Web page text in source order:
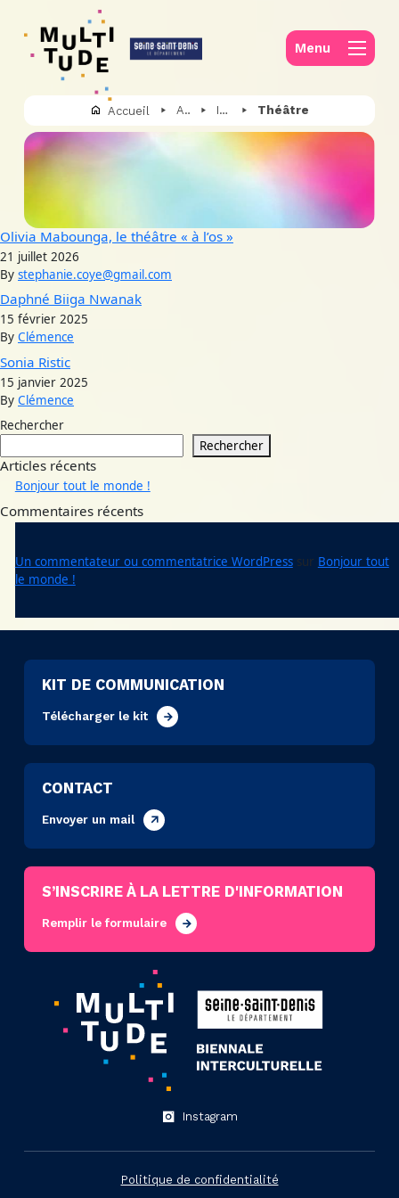
Menu
Accueil Actualités Ils et elles font Multitude Théâtre
Olivia Mabounga, le théâtre « à l’os »
21 juillet 2026
By stephanie.coye@gmail.com
Daphné Biiga Nwanak
15 février 2025
By Clémence
Sonia Ristic
15 janvier 2025
By Clémence
Rechercher
Rechercher
Articles récents
Bonjour tout le monde !
Commentaires récents
Un commentateur ou commentatrice WordPresssur Bonjour tout
le monde !
KIT DE COMMUNICATION
Télécharger le kit
CONTACT
Envoyer un mail
S’INSCRIRE À LA LETTRE D'INFORMATION
Remplir le formulaire
Instagram
Politique de confidentialité
Panneau de gestion des cookies